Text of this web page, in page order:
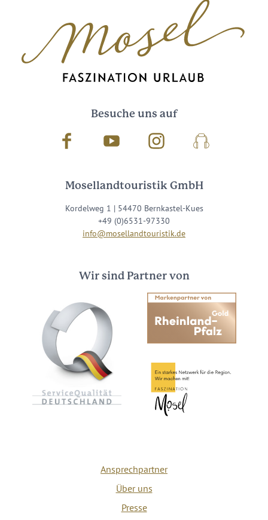
Besuche uns auf
Facebook Youtube InstagramPodcast
Mosellandtouristik GmbH
Kordelweg 1 | 54470 Bernkastel-Kues
+49 (0)6531-97330
info@mosellandtouristik.de
Wir sind Partner von
Ansprechpartner
Über uns
Presse